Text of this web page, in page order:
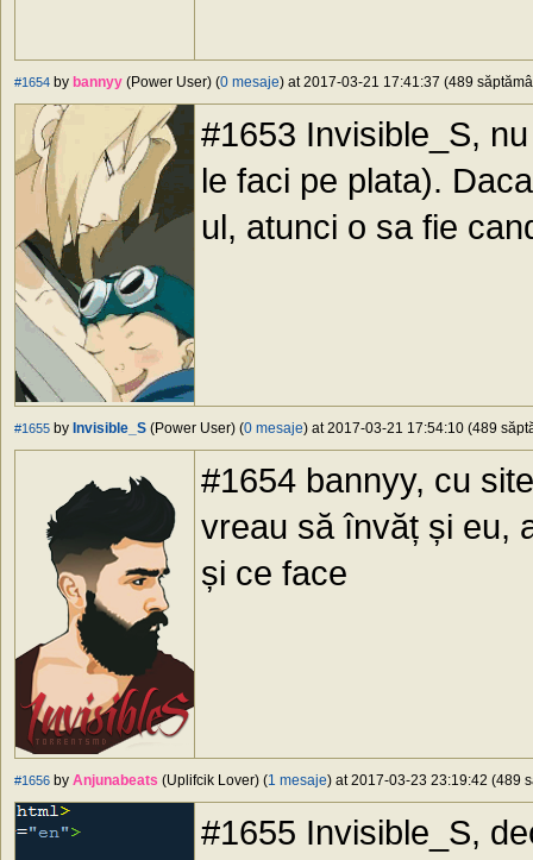
#1654 by bannyy (Power User) (0 mesaje) at 2017-03-21 17:41:37 (489
#1653 Invisible_S,
le faci pe plata).
ul, atunci o sa fie
#1655 by Invisible_S (Power User) (0 mesaje) at 2017-03-21 17:54:10 (489
#1654 bannyy, cu
vreau să învăț și eu,
și ce face
#1656 by Anjunabeats (Uplifcik Lover) (1 mesaje) at 2017-03-23 23:19:42 (489
#1655 Invisible_S,